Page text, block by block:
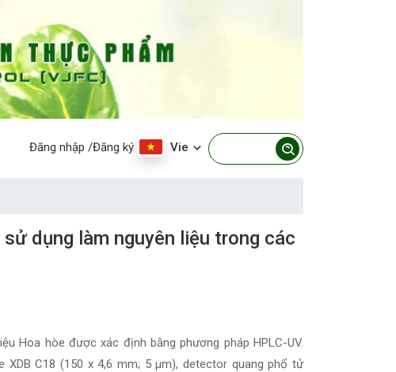
Đăng nhập /Đăng ký Vie
dụng làm nguyên liệu trong các
Hoa hòe được xác định bằng phương pháp HPLC-UV.
C18 (150 x 4,6 mm; 5 µm), detector quang phổ tử